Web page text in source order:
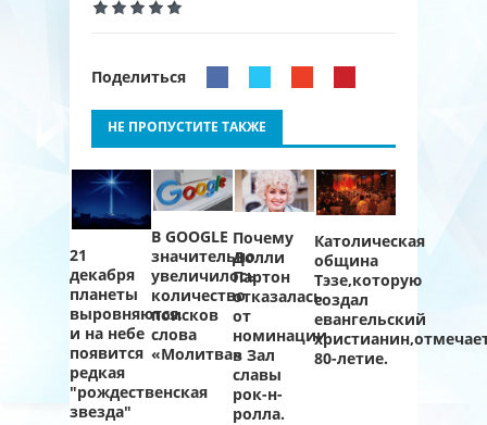
Поделиться
НЕ ПРОПУСТИТЕ ТАКЖЕ
21
декабря
планеты
выровняются,
и на небе
появится
редкая
"рождественская
звезда"
В GOOGLE
значительно
увеличилось
количество
поисков
слова
«Молитва»
Почему
Долли
Партон
отказалась
от
номинации
в Зал
славы
рок-н-
ролла.
Католическая
община
Тэзе,которую
создал
евангельский
80-летие.